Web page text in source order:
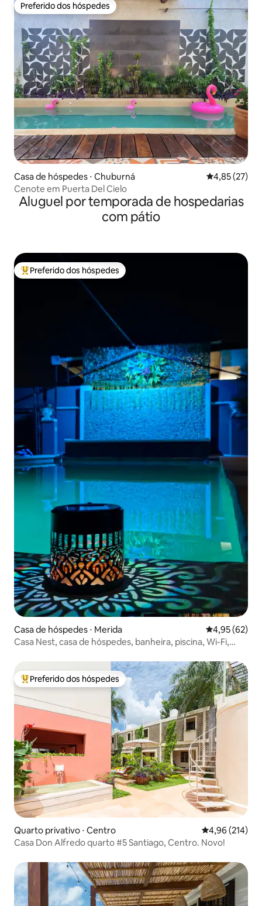
Preferido dos hóspedes
Preferido dos hóspedes
Casa de hóspedes ⋅ Chuburná 4,85 de uma
4,85 (27)
Cenote em Puerta Del Cielo
Aluguel por temporada de hospedarias
com pátio
Entre os melhores preferidos dos hóspedes
Preferido dos hóspedes
Casa de hóspedes ⋅ Merida 4,95 de uma
4,95 (62)
Casa Nest, casa de hóspedes, banheira, piscina, Wi-Fi,
Entre os melhores preferidos dos hóspedes
Preferido dos hóspedes
Quarto privativo ⋅ Centro 4,96 de uma
4,96 (214)
Casa Don Alfredo quarto #5 Santiago, Centro. Novo!